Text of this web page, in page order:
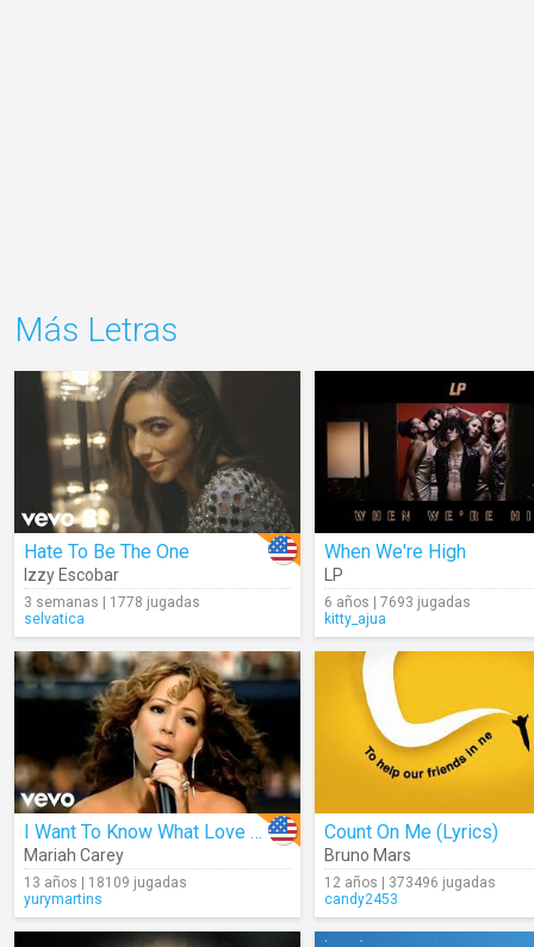
Más Letras
Hate To Be The One
Izzy Escobar
3 semanas | 1778 jugadas
selvatica
When We're High
LP
6 años | 7693 jugadas
kitty_ajua
I Want To Know What Love Is (Cover)
Mariah Carey
13 años | 18109 jugadas
yurymartins
Count On Me (Lyrics)
Bruno Mars
12 años | 373496 jugadas
candy2453